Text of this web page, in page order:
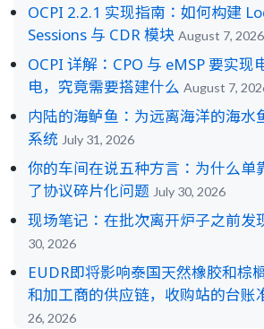
OCPI 2.2.1 实现指南：如何构建
Sessions 与 CDR 模块 August 7, 2026
OCPI 详解：CPO 与 eMSP 要实现
电，究竟需要搭建什么 August 7,
内陆的海鲈鱼：为远离海洋的海水
系统 July 31, 2026
你的车间在说五种方言：为什么单
了协议碎片化问题 July 30, 2026
现场笔记：在批次离开炉子之前发
30, 2026
EUDR即将影响泰国天然橡胶和
和加工商的供应链，收购站的台账
26, 2026